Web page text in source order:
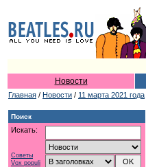
Новости
Главная / Новости / 11 марта 2021 года
Поиск
Искать:
Советы
Vox populi